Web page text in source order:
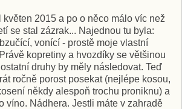
2015 a po o něco málo víc než
se stal zázrak... Najednou tu byla:
vonící - prostě moje vlastní
kopretiny a hvozdíky se většinou
druhy by měly následovat. Teď
ročně porost posekat (nejlépe kosou,
někdy alespoň trochu proniknu) a
víno. Nádhera. Jestli máte v zahradě